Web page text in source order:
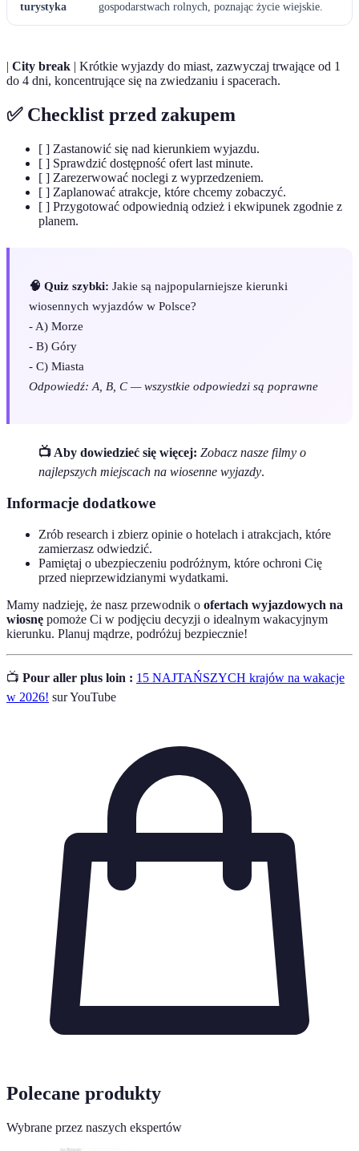
turystyka
gospodarstwach rolnych, poznając życie wiejskie.
| City break | Krótkie wyjazdy do miast, zazwyczaj trwające od 1
do 4 dni, koncentrujące się na zwiedzaniu i spacerach.
✅ Checklist przed zakupem
[ ] Zastanowić się nad kierunkiem wyjazdu.
[ ] Sprawdzić dostępność ofert last minute.
[ ] Zarezerwować noclegi z wyprzedzeniem.
[ ] Zaplanować atrakcje, które chcemy zobaczyć.
[ ] Przygotować odpowiednią odzież i ekwipunek zgodnie z
planem.
🧠 Quiz szybki: Jakie są najpopularniejsze kierunki
wiosennych wyjazdów w Polsce?
- A) Morze
- B) Góry
- C) Miasta
Odpowiedź: A, B, C — wszystkie odpowiedzi są poprawne
📺 Aby dowiedzieć się więcej: Zobacz nasze filmy o
najlepszych miejscach na wiosenne wyjazdy.
Informacje dodatkowe
Zrób research i zbierz opinie o hotelach i atrakcjach, które
zamierzasz odwiedzić.
Pamiętaj o ubezpieczeniu podróżnym, które ochroni Cię
przed nieprzewidzianymi wydatkami.
Mamy nadzieję, że nasz przewodnik o ofertach wyjazdowych na
wiosnę pomoże Ci w podjęciu decyzji o idealnym wakacyjnym
kierunku. Planuj mądrze, podróżuj bezpiecznie!
📺 Pour aller plus loin : 15 NAJTAŃSZYCH krajów na wakacje
w 2026! sur YouTube
Polecane produkty
Wybrane przez naszych ekspertów